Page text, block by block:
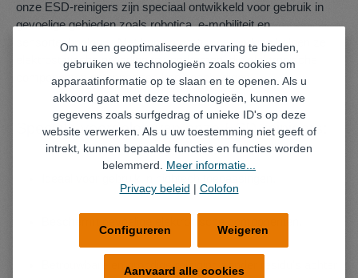
onze ESD-reinigers zijn speciaal ontwikkeld voor gebruik in
gevoelige gebieden zoals robotica, e-mobiliteit en
sensortechnologie. Met hun antistatische werking helpen ze
elektrostatische ontlading te voorkomen, die elektronische
componenten en apparaten kan beschadigen.
Speciale voordelen van onze ESD-reinigers:
Betrouwbare en grondige reiniging zonder residu's achter
Om u een geoptimaliseerde ervaring te bieden,
gebruiken we technologieën zoals cookies om
apparaatinformatie op te slaan en te openen. Als u
akkoord gaat met deze technologieën, kunnen we
gegevens zoals surfgedrag of unieke ID's op deze
website verwerken. Als u uw toestemming niet geeft of
intrekt, kunnen bepaalde functies en functies worden
belemmerd. Meer informatie...
Privacy beleid | Colofon
Weigeren
Configureren
Aanvaard alle cookies